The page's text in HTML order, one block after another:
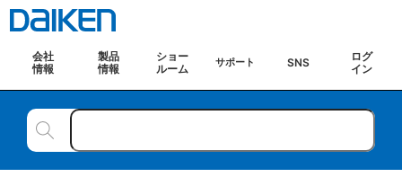
会社
情報
製品
情報
ショー
ルーム
サポート SNS
ログ
イン